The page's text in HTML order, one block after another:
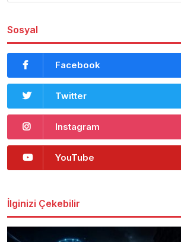
Sosyal
Facebook
Twitter
Instagram
YouTube
İlginizi Çekebilir